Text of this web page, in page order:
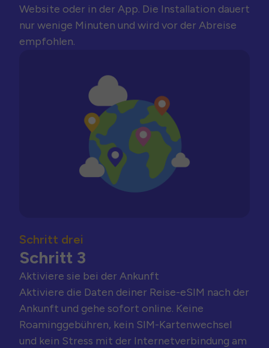
Website oder in der App. Die Installation dauert
nur wenige Minuten und wird vor der Abreise
empfohlen.
Schritt drei
Schritt 3
Aktiviere sie bei der Ankunft
Aktiviere die Daten deiner Reise-eSIM nach der
Ankunft und gehe sofort online. Keine
Roaminggebühren, kein SIM-Kartenwechsel
und kein Stress mit der Internetverbindung am